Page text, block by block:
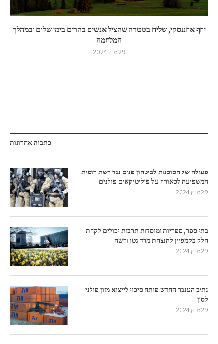
יוזף אוזננסקי, שליח בטטרה שהציל אנשים בהרים בימי שלום ובמהלך
המלחמה
29 מרץ 2024
כתבות אחרונות
פעולה של הסוכנות לביטחון פנים נגד רשת רוסית
המשפיעה לכאורה על פוליטיקאים פולנים
29 מרץ 2024
בתי ספר, ספריות ומוסדות תרבות יכולים לקחת
חלק בקמפיין להנצחת מרד גטו ורשה
29 מרץ 2024
נתיב הענבר החדש פותח סיכוי לייצוא מזון פולני
לסין
29 מרץ 2024